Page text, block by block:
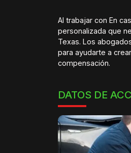
Al trabajar con En
personalizada que
Texas. Los
para ayudarte a
compensación.
DATOS DE